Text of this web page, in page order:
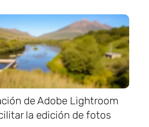
de Adobe Lightroom
la edición de fotos